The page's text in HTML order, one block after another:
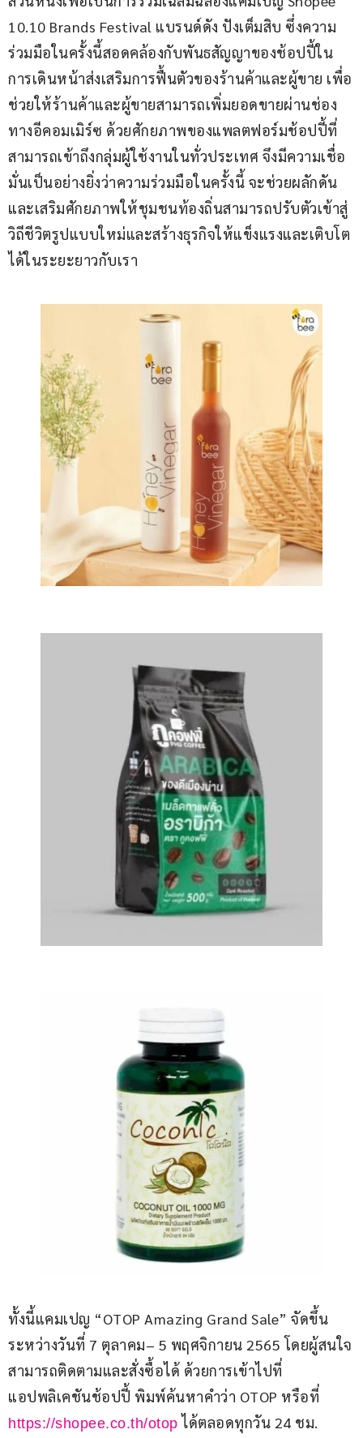
10.10 Brands Festival แบรนด์ดัง ปังเต็มสิบ ซึ่งความ
ร่วมมือในครั้งนี้สอดคล้องกับพันธสัญญาของช้อปปี้ใน
การเดินหน้าส่งเสริมการฟื้นตัวของร้านค้าและผู้ขาย เพื่อ
ช่วยให้ร้านค้าและผู้ขายสามารถเพิ่มยอดขายผ่านช่อง
ทางอีคอมเมิร์ซ ด้วยศักยภาพของแพลตฟอร์มช้อปปี้ที่
สามารถเข้าถึงกลุ่มผู้ใช้งานในทั่วประเทศ จึงมีความเชื่อ
มั่นเป็นอย่างยิ่งว่าความร่วมมือในครั้งนี้ จะช่วยผลักดัน
และเสริมศักยภาพให้ชุมชนท้องถิ่นสามารถปรับตัวเข้าสู่
วิถีชีวิตรูปแบบใหม่และสร้างธุรกิจให้แข็งแรงและเติบโต
ได้ในระยะยาวกับเรา
ทั้งนี้แคมเปญ “OTOP Amazing Grand Sale” จัดขึ้น
ระหว่างวันที่ 7 ตุลาคม– 5 พฤศจิกายน 2565 โดยผู้สนใจ
สามารถติดตามและสั่งซื้อได้ ด้วยการเข้าไปที่
แอปพลิเคชันช้อปปี้ พิมพ์ค้นหาคำว่า OTOP หรือที่
https://shopee.co.th/otop ได้ตลอดทุกวัน 24 ชม.